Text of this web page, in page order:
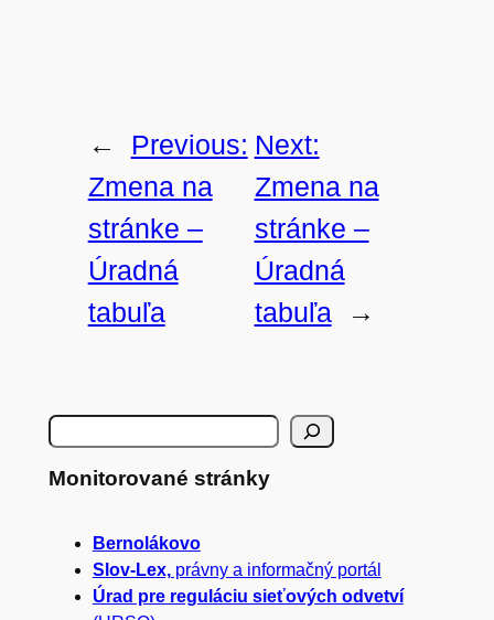
←
Previous:
Zmena na
stránke –
Úradná
tabuľa
Next:
Zmena na
stránke –
Úradná
tabuľa
→
H
ľ
Monitorované stránky
Bernolákovo
Slov-Lex,právny a informačný portál
Úrad pre reguláciu sieťových odvetví